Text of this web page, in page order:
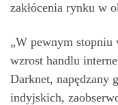
zakłócenia rynku w
„W pewnym
wzrost handlu
Darknet, napędzany
indyjskich,